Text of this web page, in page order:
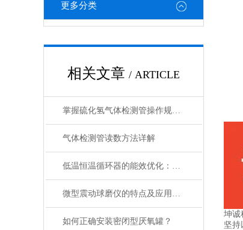
更多分类
相关文章 / ARTICLE
掌握硫化氢气体检测管操作规范，筑牢作业安全防线
气体检测管读数方法详解
低温恒温循环器的能效优化：如何节约能源消耗
微型震动球磨仪的特点及应用领域说明
如何正确安装密闭型厌氧罐？
坤诚
坚持